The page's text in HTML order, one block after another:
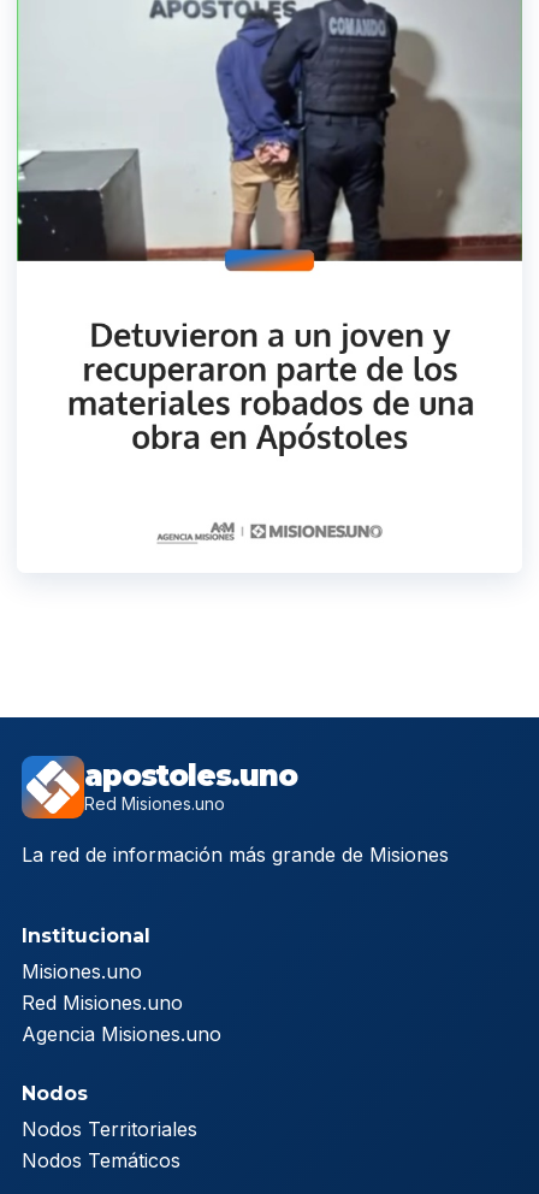
apostoles.uno
Red Misiones.uno
La red de información más grande de Misiones
Institucional
Misiones.uno
Red Misiones.uno
Agencia Misiones.uno
Nodos
Nodos Territoriales
Nodos Temáticos